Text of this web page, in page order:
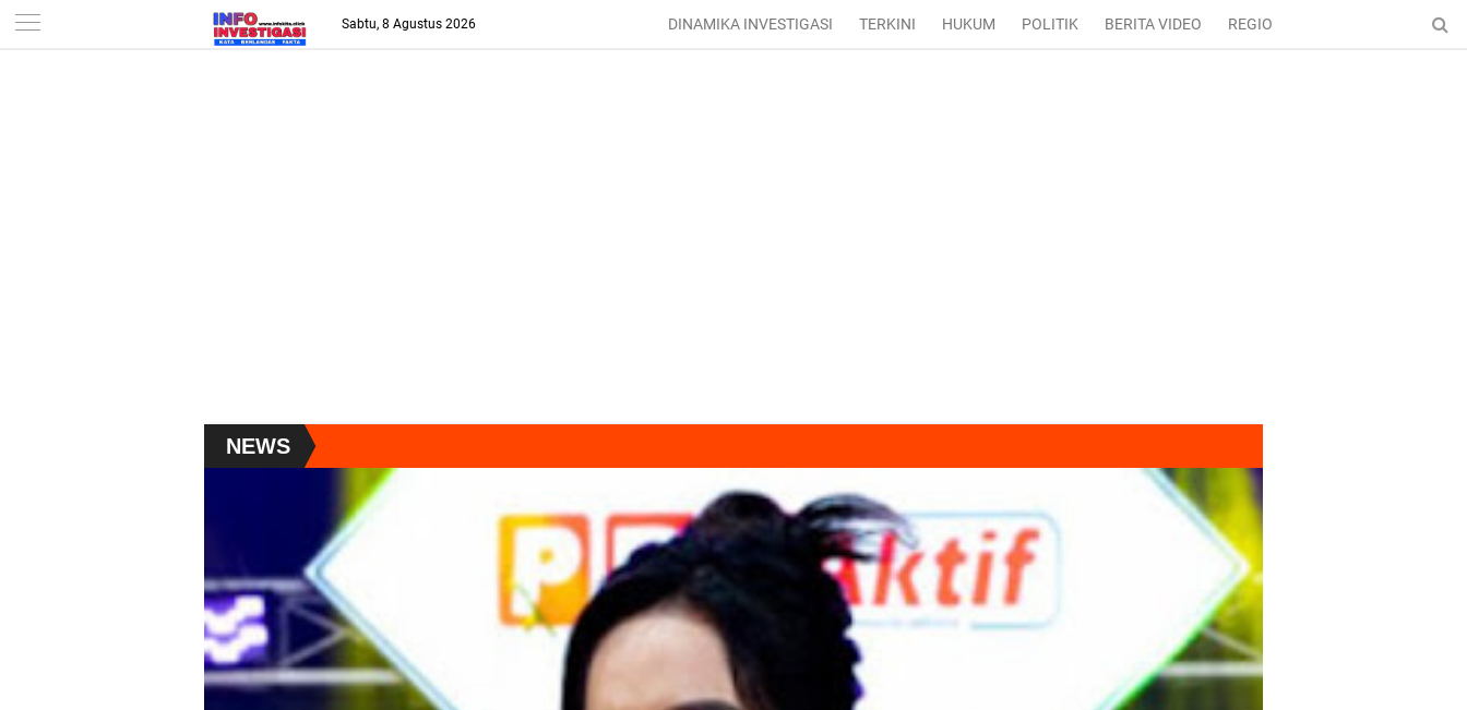
-->
Sabtu, 8 Agustus 2026 DINAMIKA INVESTIGASI TERKINI HUKUM POLITIK BERITA VIDEO REGIONAL ENTERTAINMENT
NEWS